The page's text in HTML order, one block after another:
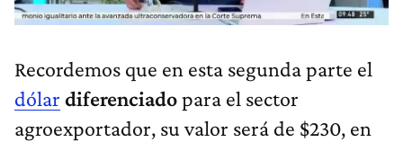
Recordemos que en esta segunda parte el
dólar diferenciadopara el sector
agroexportador, su valor será de $230, en